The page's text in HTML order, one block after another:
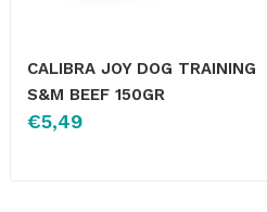
CALIBRA JOY DOG TRAINING
S&M BEEF 150GR
€5,49